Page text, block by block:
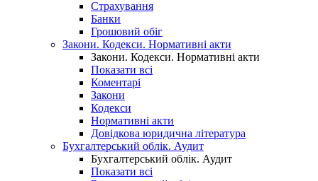
Страхування
Банки
Грошовий обіг
Закони. Кодекси. Нормативні акти
Закони. Кодекси. Нормативні акти
Показати всі
Коментарі
Закони
Кодекси
Нормативні акти
Довідкова юридична література
Бухгалтерський облік. Аудит
Бухгалтерський облік. Аудит
Показати всі